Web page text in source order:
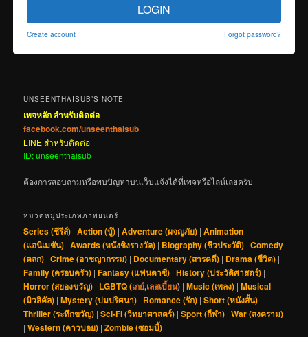
LOGIN
Create account Forgot password?
UNSEENTHAISUB’S NOTE
เพจหลัก สำหรับติดต่อ
facebook.com/unseenthaisub
LINE สำหรับติดต่อ
ID: unseenthaisub
ต้องการสอบถามหรือพบปัญหาบนเว็บแจ้งได้ที่เพจหรือไลน์เลยครับ
หมวดหมู่ประเภทภาพยนตร์
Series (ซีรีส์) |Action (บู๊) |Adventure (ผจญภัย) |Animation
(แอนิเมชัน) |Awards (หนังชิงรางวัล) | Biography (ชีวประวัติ) |Comedy
(ตลก) |Crime (อาชญากรรม) | Documentary (สารคดี) | Drama (ชีวิต) |
Family (ครอบครัว) |Fantasy (แฟนตาซี) |History (ประวัติศาสตร์) |
Horror (สยองขวัญ) | LGBTQ (เกย์,เลสเบี้ยน) |Music (เพลง) |Musical
(มิวสิคัล) |Mystery (ปมปริศนา) | Romance (รัก) |Short (หนังสั้น) |
Thriller (ระทึกขวัญ) |Sci-Fi (วิทยาศาสตร์) |Sport (กีฬา) |War (สงคราม)
|Western (คาวบอย) |Zombie (ซอมบี้)